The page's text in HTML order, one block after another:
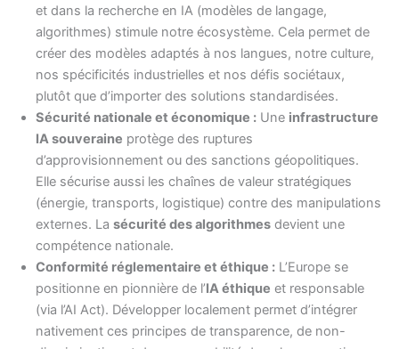
et dans la recherche en IA (modèles de langage,
algorithmes) stimule notre écosystème. Cela permet de
créer des modèles adaptés à nos langues, notre culture,
nos spécificités industrielles et nos défis sociétaux,
plutôt que d’importer des solutions standardisées.
Sécurité nationale et économique : Une infrastructure
IA souveraine protège des ruptures
d’approvisionnement ou des sanctions géopolitiques.
Elle sécurise aussi les chaînes de valeur stratégiques
(énergie, transports, logistique) contre des manipulations
externes. La sécurité des algorithmes devient une
compétence nationale.
Conformité réglementaire et éthique : L’Europe se
positionne en pionnière de l’IA éthique et responsable
(via l’AI Act). Développer localement permet d’intégrer
nativement ces principes de transparence, de non-